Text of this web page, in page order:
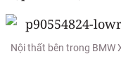
Nội thất bên trong BMW